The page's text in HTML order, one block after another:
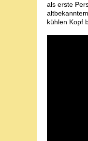
als erste
kühlen Kopf